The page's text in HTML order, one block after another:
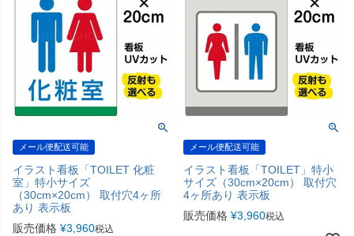
メール便配送可能
イラスト看板「TOILET 化粧
室」特小サイズ
（30cm×20cm） 取付穴4ヶ所
あり 表示板
販売価格 ¥3,960税込
メール便配送可能
イラスト看板「TOILET」特小
サイズ（30cm×20cm） 取付穴
4ヶ所あり 表示板
販売価格 ¥3,960税込